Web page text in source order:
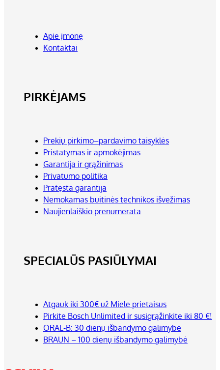
Apie įmonę
Kontaktai
PIRKĖJAMS
Prekių pirkimo–pardavimo taisyklės
Pristatymas ir apmokėjimas
Garantija ir grąžinimas
Privatumo politika
Pratęsta garantija
Nemokamas buitinės technikos išvežimas
Naujienlaiškio prenumerata
SPECIALŪS PASIŪLYMAI
Atgauk iki 300€ už Miele prietaisus
Pirkite Bosch Unlimited ir susigrąžinkite iki 80 €!
ORAL-B: 30 dienų išbandymo galimybė
BRAUN – 100 dienų išbandymo galimybė